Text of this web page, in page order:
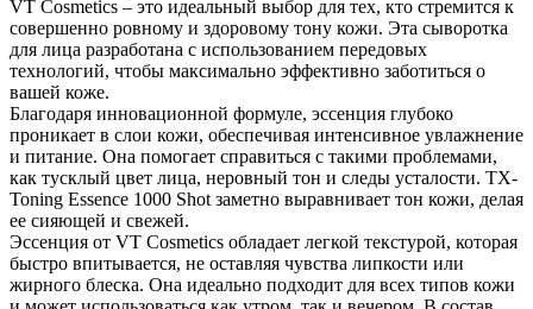
VT Cosmetics – это идеальный выбор для тех, кто стремится к
совершенно ровному и здоровому тону кожи. Эта сыворотка
для лица разработана с использованием передовых
технологий, чтобы максимально эффективно заботиться о
вашей коже.
Благодаря инновационной формуле, эссенция глубоко
проникает в слои кожи, обеспечивая интенсивное увлажнение
и питание. Она помогает справиться с такими проблемами,
как тусклый цвет лица, неровный тон и следы усталости. TX-
Toning Essence 1000 Shot заметно выравнивает тон кожи, делая
ее сияющей и свежей.
Эссенция от VT Cosmetics обладает легкой текстурой, которая
быстро впитывается, не оставляя чувства липкости или
жирного блеска. Она идеально подходит для всех типов кожи